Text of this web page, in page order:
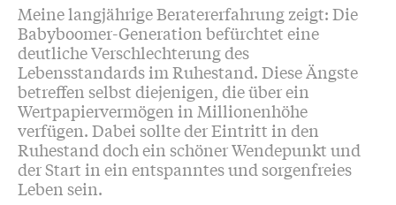
Meine langjährige Beratererfahrung zeigt: Die
Babyboomer-Generation befürchtet eine
deutliche Verschlechterung des
Lebensstandards im Ruhestand. Diese Ängste
betreffen selbst diejenigen, die über ein
Wertpapiervermögen in Millionenhöhe
verfügen. Dabei sollte der Eintritt in den
Ruhestand doch ein schöner Wendepunkt und
der Start in ein entspanntes und sorgenfreies
Leben sein.